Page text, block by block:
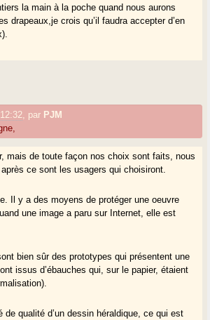
la main à la poche quand nous aurons
drapeaux,je crois qu’il faudra accepter d’en
par PJM
mais de toute façon nos choix sont faits, nous
ce sont les usagers qui choisiront.
Il y a des moyens de protéger une oeuvre
une image a paru sur Internet, elle est
bien sûr des prototypes qui présentent une
issus d’ébauches qui, sur le papier, étaient
de qualité d’un dessin héraldique, ce qui est